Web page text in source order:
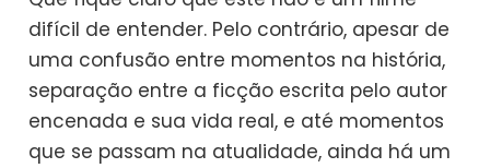
difícil de entender. Pelo contrário, apesar de
uma confusão entre momentos na história,
separação entre a ficção escrita pelo autor
encenada e sua vida real, e até momentos
que se passam na atualidade, ainda há um